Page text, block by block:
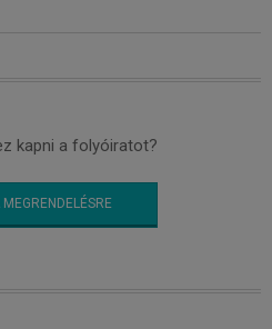
kapni a folyóiratot?